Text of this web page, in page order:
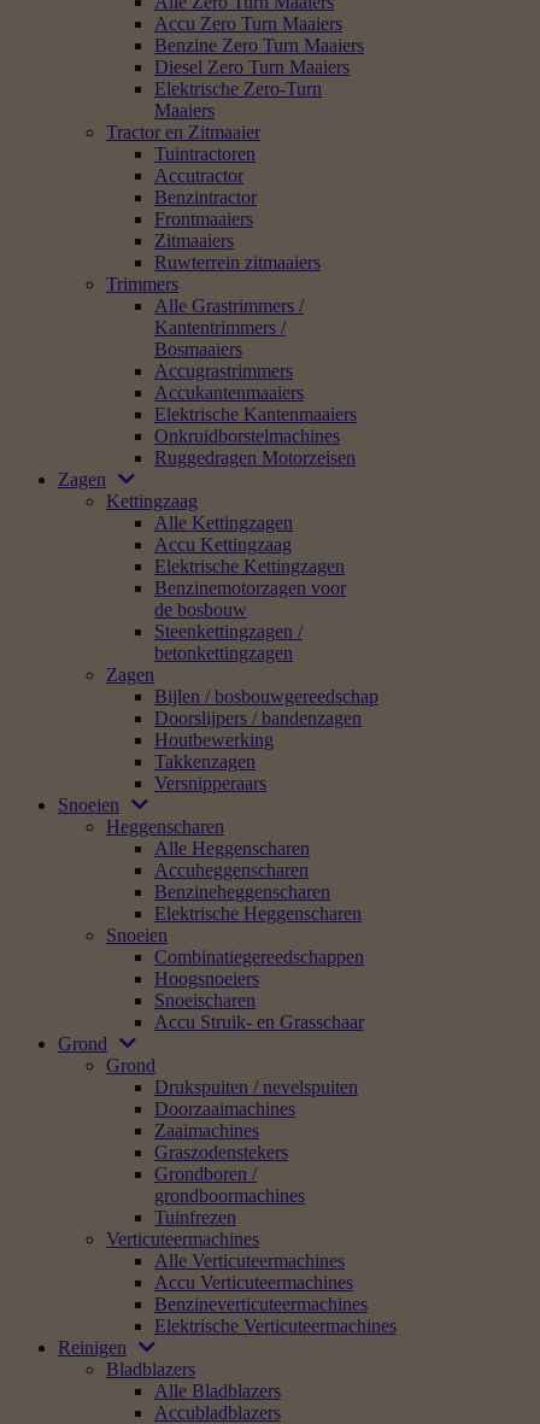
Accu Zero Turn Maaiers
Benzine Zero Turn Maaiers
Diesel Zero Turn Maaiers
Elektrische Zero-Turn
Maaiers
Tractor en Zitmaaier
Tuintractoren
Accutractor
Benzintractor
Frontmaaiers
Zitmaaiers
Ruwterrein zitmaaiers
Trimmers
Alle Grastrimmers /
Kantentrimmers /
Bosmaaiers
Accugrastrimmers
Accukantenmaaiers
Elektrische Kantenmaaiers
Onkruidborstelmachines
Ruggedragen Motorzeisen
Zagen
Kettingzaag
Alle Kettingzagen
Accu Kettingzaag
Elektrische Kettingzagen
Benzinemotorzagen voor
de bosbouw
Steenkettingzagen /
betonkettingzagen
Zagen
Bijlen / bosbouwgereedschap
Doorslijpers / bandenzagen
Houtbewerking
Takkenzagen
Versnipperaars
Snoeien
Heggenscharen
Alle Heggenscharen
Accuheggenscharen
Benzineheggenscharen
Elektrische Heggenscharen
Snoeien
Combinatiegereedschappen
Hoogsnoeiers
Snoeischaren
Accu Struik- en Grasschaar
Grond
Grond
Drukspuiten / nevelspuiten
Doorzaaimachines
Zaaimachines
Graszodenstekers
Grondboren /
grondboormachines
Tuinfrezen
Verticuteermachines
Alle Verticuteermachines
Accu Verticuteermachines
Benzineverticuteermachines
Elektrische Verticuteermachines
Reinigen
Bladblazers
Alle Bladblazers
Accubladblazers